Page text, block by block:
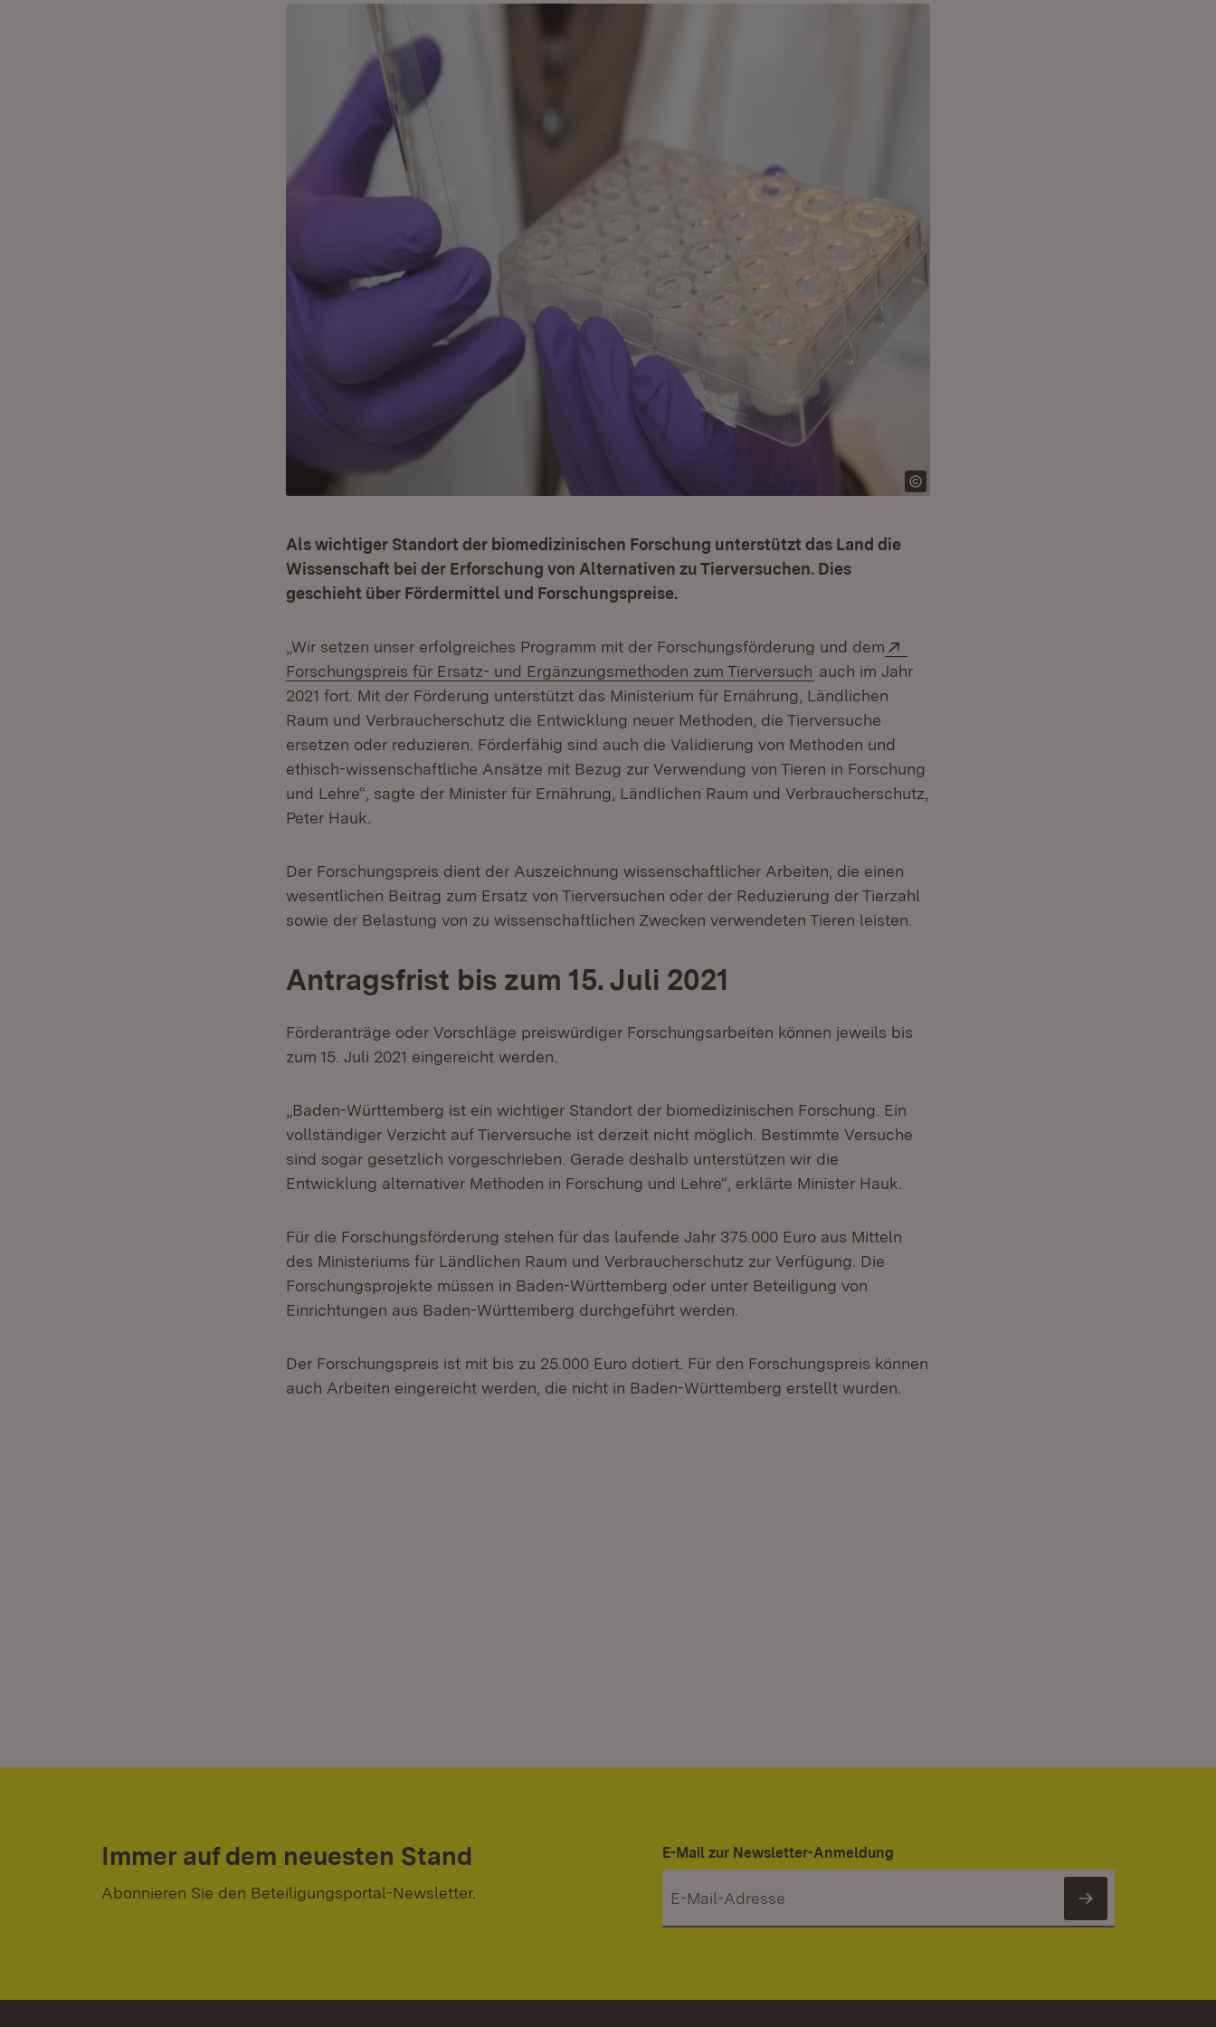
Als wichtiger Standort der biomedizinischen Forschung unterstützt das Land die
Wissenschaft bei der Erforschung von Alternativen zu Tierversuchen. Dies
geschieht über Fördermittel und Forschungspreise.
„Wir setzen unser erfolgreiches Programm mit der Forschungsförderung und dem
Forschungspreis für Ersatz- und Ergänzungsmethoden zum Tierversuch (Öffnet in neuem Fenster)
auch im Jahr
2021 fort. Mit der Förderung unterstützt das Ministerium für Ernährung, Ländlichen
Raum und Verbraucherschutz die Entwicklung neuer Methoden, die Tierversuche
ersetzen oder reduzieren. Förderfähig sind auch die Validierung von Methoden und
ethisch-wissenschaftliche Ansätze mit Bezug zur Verwendung von Tieren in Forschung
und Lehre“, sagte der Minister für Ernährung, Ländlichen Raum und Verbraucherschutz,
Peter Hauk.
Der Forschungspreis dient der Auszeichnung wissenschaftlicher Arbeiten, die einen
wesentlichen Beitrag zum Ersatz von Tierversuchen oder der Reduzierung der Tierzahl
sowie der Belastung von zu wissenschaftlichen Zwecken verwendeten Tieren leisten.
Antragsfrist bis zum 15. Juli 2021
Förderanträge oder Vorschläge preiswürdiger Forschungsarbeiten können jeweils bis
zum 15. Juli 2021 eingereicht werden.
„Baden-Württemberg ist ein wichtiger Standort der biomedizinischen Forschung. Ein
vollständiger Verzicht auf Tierversuche ist derzeit nicht möglich. Bestimmte Versuche
sind sogar gesetzlich vorgeschrieben. Gerade deshalb unterstützen wir die
Entwicklung alternativer Methoden in Forschung und Lehre“, erklärte Minister Hauk.
Für die Forschungsförderung stehen für das laufende Jahr 375.000 Euro aus Mitteln
des Ministeriums für Ländlichen Raum und Verbraucherschutz zur Verfügung. Die
Forschungsprojekte müssen in Baden-Württemberg oder unter Beteiligung von
Einrichtungen aus Baden-Württemberg durchgeführt werden.
Der Forschungspreis ist mit bis zu 25.000 Euro dotiert. Für den Forschungspreis können
auch Arbeiten eingereicht werden, die nicht in Baden-Württemberg erstellt wurden.
Immer auf dem neuesten Stand
Abonnieren Sie den Beteiligungsportal-Newsletter.
E-Mail zur Newsletter-Anmeldung
Newsletter